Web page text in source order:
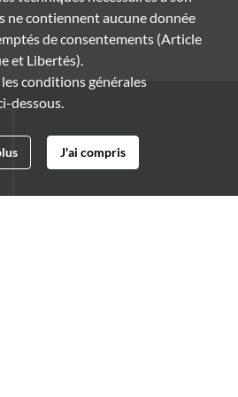
ne contiennent aucune donnée
de consentements (Article
et Libertés).
conditions générales
dessous.
J'ai compris